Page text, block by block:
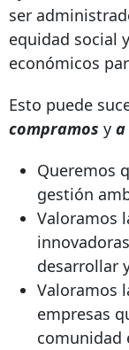
ser
equidad social
económicos
Esto puede
compramos y a
Queremos
gestión
Valoramos
desarrollar
Valoramos
empresas
comunidad